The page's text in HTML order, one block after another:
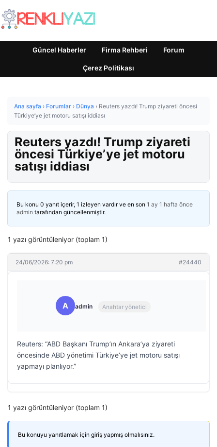
Güncel Haberler Firma Rehberi Forum
Çerez Politikası
Ana sayfa › Forumlar › Dünya › Reuters yazdı! Trump ziyareti öncesi
Türkiye’ye jet motoru satışı iddiası
Reuters yazdı! Trump ziyareti
öncesi Türkiye’ye jet motoru
satışı iddiası
Bu konu 0 yanıt içerir, 1 izleyen vardır ve en son 1 ay 1 hafta önce
admin tarafından güncellenmiştir.
1 yazı görüntüleniyor (toplam 1)
24/06/2026: 7:20 pm #24440
A admin Anahtar yönetici
Reuters: “ABD Başkanı Trump’ın Ankara’ya ziyareti
öncesinde ABD yönetimi Türkiye’ye jet motoru satışı
yapmayı planlıyor.”
1 yazı görüntüleniyor (toplam 1)
Bu konuyu yanıtlamak için giriş yapmış olmalısınız.